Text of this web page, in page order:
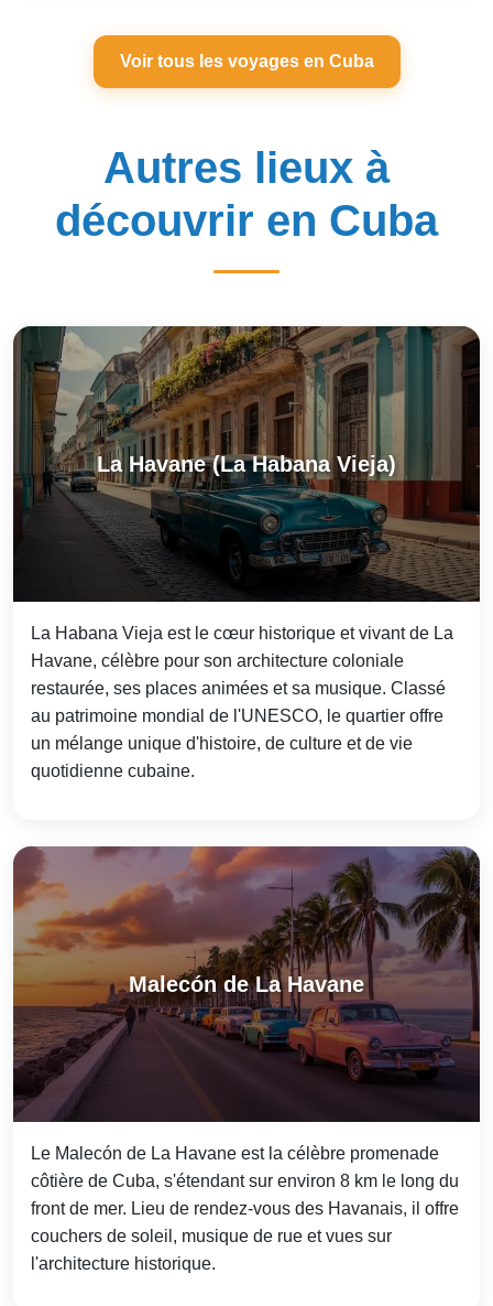
Voir tous les voyages en Cuba
Autres lieux à
découvrir en Cuba
La Havane (La Habana Vieja)
La Habana Vieja est le cœur historique et vivant de La
Havane, célèbre pour son architecture coloniale
restaurée, ses places animées et sa musique. Classé
au patrimoine mondial de l'UNESCO, le quartier offre
un mélange unique d'histoire, de culture et de vie
quotidienne cubaine.
Malecón de La Havane
Le Malecón de La Havane est la célèbre promenade
côtière de Cuba, s'étendant sur environ 8 km le long du
front de mer. Lieu de rendez-vous des Havanais, il offre
couchers de soleil, musique de rue et vues sur
l'architecture historique.